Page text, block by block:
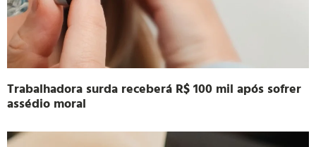
Trabalhadora surda receberá R$ 100 mil após sofrer
assédio moral